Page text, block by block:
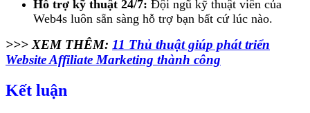
Hỗ trợ kỹ thuật 24/7: Đội ngũ kỹ thuật viên của
Web4s luôn sẵn sàng hỗ trợ bạn bất cứ lúc nào.
>>> XEM THÊM: 11 Thủ thuật giúp phát triển
Website Affiliate Marketing thành công
Kết luận